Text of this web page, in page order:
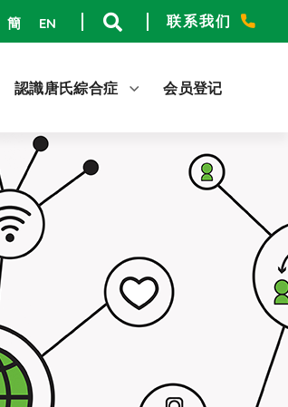
簡 EN 联系我们
認識唐氏綜合症 会员登记